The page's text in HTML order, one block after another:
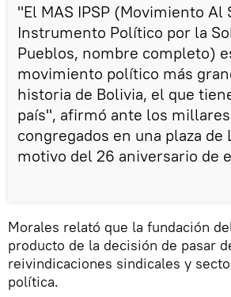
"El MAS IPSP (Movimiento Al
Instrumento Político por la
Pueblos, nombre completo)
movimiento político más
historia de Bolivia, el que
país", afirmó ante los
congregados en una plaza de
motivo del 26 aniversario de
Morales relató que la fundación
producto de la decisión de pasar
reivindicaciones sindicales y
política.